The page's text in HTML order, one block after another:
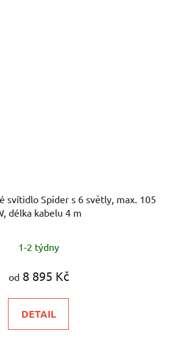
svítidlo Spider s 6 světly, max. 105
délka kabelu 4 m
1-2 týdny
od8 895 Kč
DETAIL